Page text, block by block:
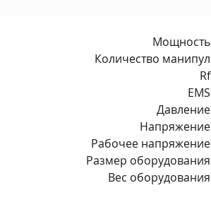
Мощность
Количество манипул
Rf
EMS
Давление
Напряжение
Рабочее напряжение
Размер оборудования
Вес оборудования